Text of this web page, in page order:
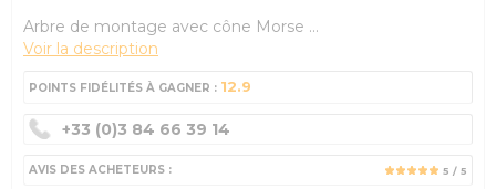
Arbre de montage avec cône Morse ...
Voir la description
POINTS FIDÉLITÉS À GAGNER : 12.9
+33 (0)3 84 66 39 14
AVIS DES ACHETEURS : 5 / 5